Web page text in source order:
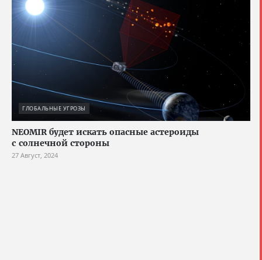
ГЛОБАЛЬНЫЕ УГРОЗЫ
NEOMIR будет искать опасные астероиды
с солнечной стороны
27 Август, 2024